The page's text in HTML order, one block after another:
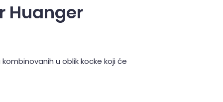
Huanger
u oblik kocke koji će